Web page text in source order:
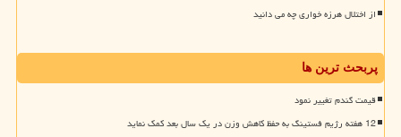
از اختلال هرزه خواری چه می دانید
پربحث ترین ها
قیمت گندم تغییر نمود
12 هفته رژیم فستینگ به حفظ کاهش وزن در یک سال بعد کمک نماید